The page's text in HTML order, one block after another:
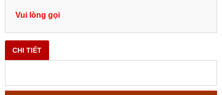
Vui lòng gọi
CHI TIẾT